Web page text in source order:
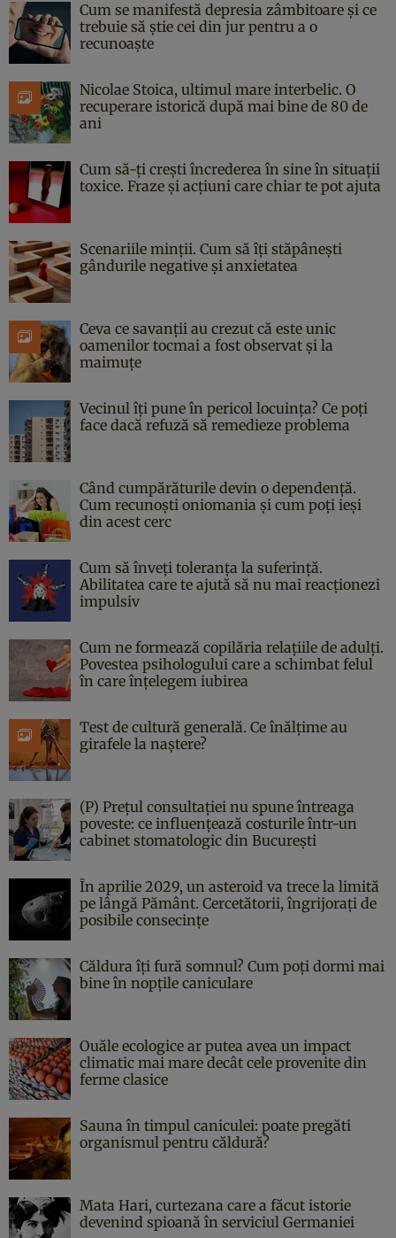
Cum se manifestă depresia zâmbitoare și ce
trebuie să știe cei din jur pentru a o
recunoaște
Nicolae Stoica, ultimul mare interbelic. O
recuperare istorică după mai bine de 80 de
ani
Cum să-ți crești încrederea în sine în situații
toxice. Fraze și acțiuni care chiar te pot ajuta
Scenariile minții. Cum să îți stăpânești
gândurile negative și anxietatea
Ceva ce savanții au crezut că este unic
oamenilor tocmai a fost observat și la
maimuțe
Vecinul îți pune în pericol locuința? Ce poți
face dacă refuză să remedieze problema
Când cumpărăturile devin o dependență.
Cum recunoști oniomania și cum poți ieși
din acest cerc
Cum să înveți toleranța la suferință.
Abilitatea care te ajută să nu mai reacționezi
impulsiv
Cum ne formează copilăria relațiile de adulți.
Povestea psihologului care a schimbat felul
în care înțelegem iubirea
Test de cultură generală. Ce înălțime au
girafele la naștere?
(P) Prețul consultației nu spune întreaga
poveste: ce influențează costurile într-un
cabinet stomatologic din București
În aprilie 2029, un asteroid va trece la limită
pe lângă Pământ. Cercetătorii, îngrijorați de
posibile consecințe
Căldura îți fură somnul? Cum poți dormi mai
bine în nopțile caniculare
Ouăle ecologice ar putea avea un impact
climatic mai mare decât cele provenite din
ferme clasice
Sauna în timpul caniculei: poate pregăti
organismul pentru căldură?
Mata Hari, curtezana care a făcut istorie
devenind spioană în serviciul Germaniei